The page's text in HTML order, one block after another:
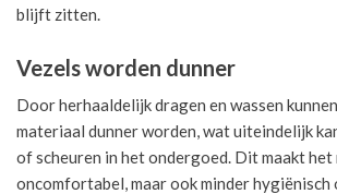
blijft zitten.
Vezels worden dunner
Door herhaaldelijk dragen en wassen
materiaal dunner worden, wat uiteindelijk
of scheuren in het ondergoed. Dit maakt het
oncomfortabel, maar ook minder hygiënisch